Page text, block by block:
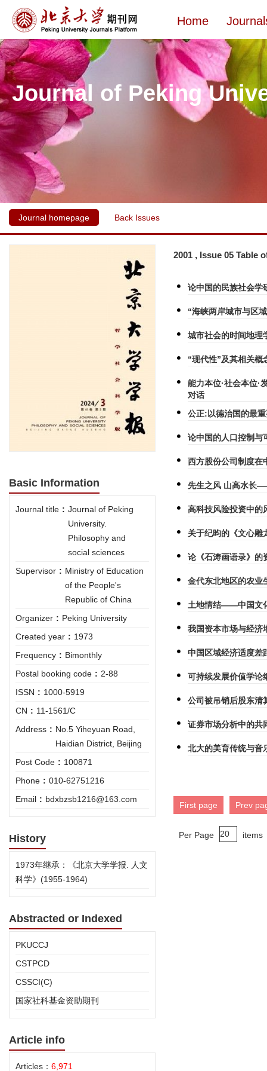
Home
Journal of Peking
Journal homepage Back Issues
Basic Information
Journal title : Journal of Peking
University.
Philosophy and
social sciences
Supervisor : Ministry of Education
of the People's
Republic of China
Organizer : Peking University
Created year : 1973
Frequency : Bimonthly
Postal booking code : 2-88
ISSN : 1000-5919
CN : 11-1561/C
Address : No.5 Yiheyuan Road,
Haidian District, Beijing
Post Code : 100871
Phone : 010-62751216
Email : bdxbzsb1216@163.com
History
1973年继承：《北京大学学报. 人文
科学》(1955-1964)
Abstracted or Indexed
PKUCCJ
CSTPCD
CSSCI(C)
国家社科基金资助期刊
Article info
Articles： 6,971
2001 , Issue 05 Table
论中国的民族社会学
“海峡两岸城市与区
城市社会的时间地理
“现代性”及其相关概
能力本位·社会本位
对话
公正:以德治国的最
论中国的人口控制与
西方股份公司制度
先生之风 山高水长
高科技风险投资中的
关于纪昀的《文心雕
论《石涛画语录》的
金代东北地区的农业
土地情结——中国文
我国资本市场与经济
中国区域经济适度差
可持续发展价值学论
公司被吊销后股东清
证券市场分析中的共
北大的美育传统与音
First page Prev
Per Page items